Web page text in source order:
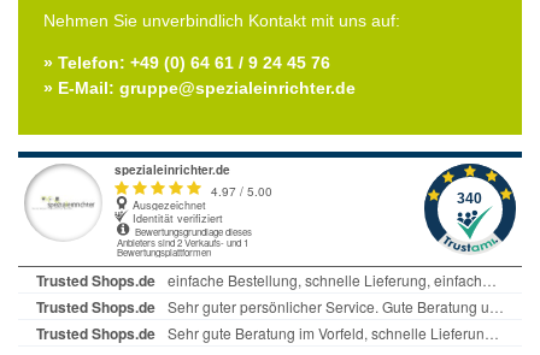
Nehmen Sie unverbindlich Kontakt mit uns auf:
» Telefon: +49 (0) 64 61 / 9 24 45 76
» E-Mail: gruppe@spezialeinrichter.de